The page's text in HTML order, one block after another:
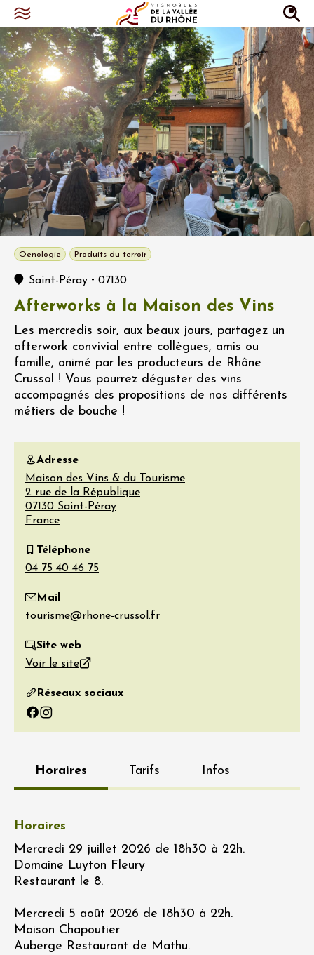
Oenologie Produits du terroir
Saint-Péray - 07130
Afterworks à la Maison des Vins
Les mercredis soir, aux beaux jours, partagez un
afterwork convivial entre collègues, amis ou
famille, animé par les producteurs de Rhône
Crussol ! Vous pourrez déguster des vins
accompagnés des propositions de nos différents
métiers de bouche !
Adresse
Maison des Vins & du Tourisme
2 rue de la République
07130 Saint-Péray
France
Téléphone
Mail
Site web
Voir le site
Réseaux sociaux
Facebook
Instagram
Horaires Tarifs Infos
Horaires
Mercredi 29 juillet 2026 de 18h30 à 22h.
Domaine Luyton Fleury
Restaurant le 8.
Mercredi 5 août 2026 de 18h30 à 22h.
Maison Chapoutier
Auberge Restaurant de Mathu.